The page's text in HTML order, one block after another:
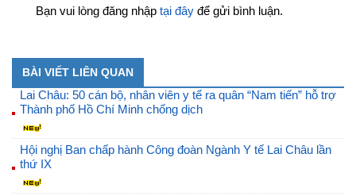
Bạn vui lòng đăng nhập tại đây để gửi bình luận.
BÀI VIẾT LIÊN QUAN
Lai Châu: 50 cán bộ, nhân viên y tế ra quân “Nam tiến” hỗ trợ
Thành phố Hồ Chí Minh chống dịch
Hội nghị Ban chấp hành Công đoàn Ngành Y tế Lai Châu lần
thứ IX